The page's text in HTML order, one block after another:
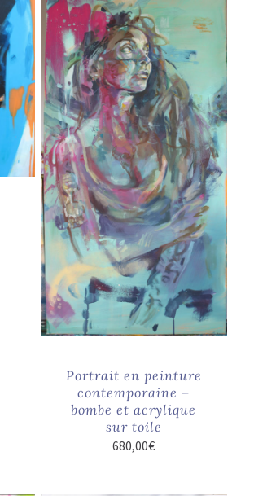
Portrait en peinture
contemporaine –
bombe et acrylique
sur toile
680,00€